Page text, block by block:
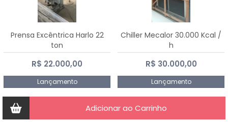
Prensa Excêntrica Harlo 22
ton
R$ 22.000,00
Lançamento
Chiller Mecalor 30.000 Kcal /
h
R$ 30.000,00
Lançamento
Adicionar ao Carrinho